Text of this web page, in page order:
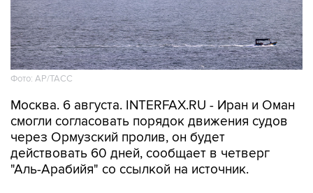
Фото: AP/ТАСС
Москва. 6 августа. INTERFAX.RU - Иран и Оман
через Ормузский пролив, он будет
действовать 60 дней, сообщает в четверг
"Аль-Арабийя" со ссылкой на источник.
"О соглашении по открытию Ормузского